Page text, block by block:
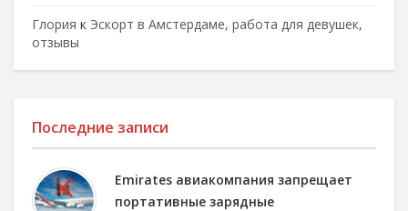
Глория к Эскорт в Амстердаме, работа для девушек,
отзывы
Последние записи
Emirates авиакомпания запрещает
портативные зарядные